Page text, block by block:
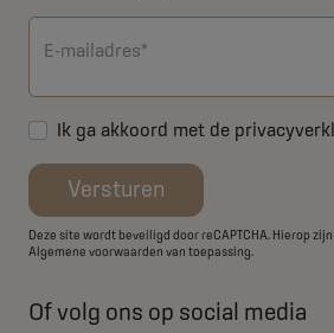
E-mailadres*
Ik ga akkoord met de
Versturen
Deze site wordt beveiligd door reCAPTCHA. Hierop
Algemene voorwaarden van toepassing.
Of volg ons op social media